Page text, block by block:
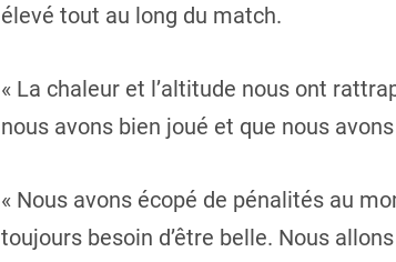
élevé tout au long du match.
« La chaleur et l’altitude nous ont
nous avons bien joué et que nous
« Nous avons écopé de pénalités au
toujours besoin d’être belle. Nous